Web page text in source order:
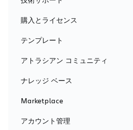
購入とライセンス
テンプレート
アトラシアン コミュニティ
ナレッジ ベース
Marketplace
アカウント管理